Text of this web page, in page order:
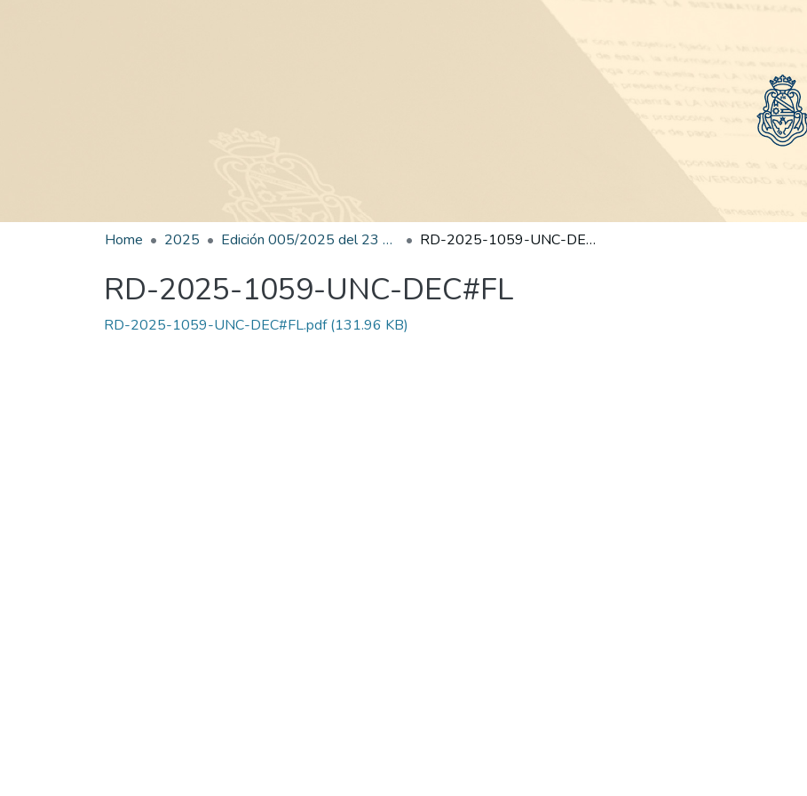
Home 2025 Edición 005/2025 del 23 de junio de 2025 RD-2025-1059-UNC-DEC#FL
RD-2025-1059-UNC-DEC#FL
RD-2025-1059-UNC-DEC#FL.pdf(131.96 KB)